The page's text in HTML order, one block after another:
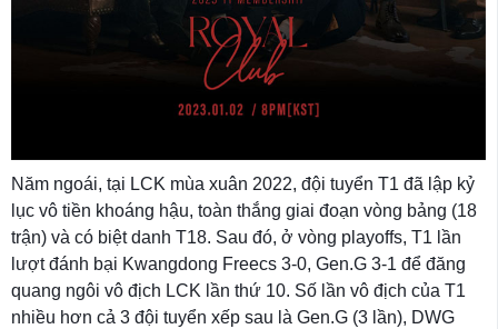
Năm ngoái, tại LCK mùa xuân 2022, đội tuyển T1 đã lập kỷ
lục vô tiền khoáng hậu, toàn thắng giai đoạn vòng bảng (18
trận) và có biệt danh T18. Sau đó, ở vòng playoffs, T1 lần
lượt đánh bại Kwangdong Freecs 3-0, Gen.G 3-1 để đăng
quang ngôi vô địch LCK lần thứ 10. Số lần vô địch của T1
nhiều hơn cả 3 đội tuyển xếp sau là Gen.G (3 lần), DWG